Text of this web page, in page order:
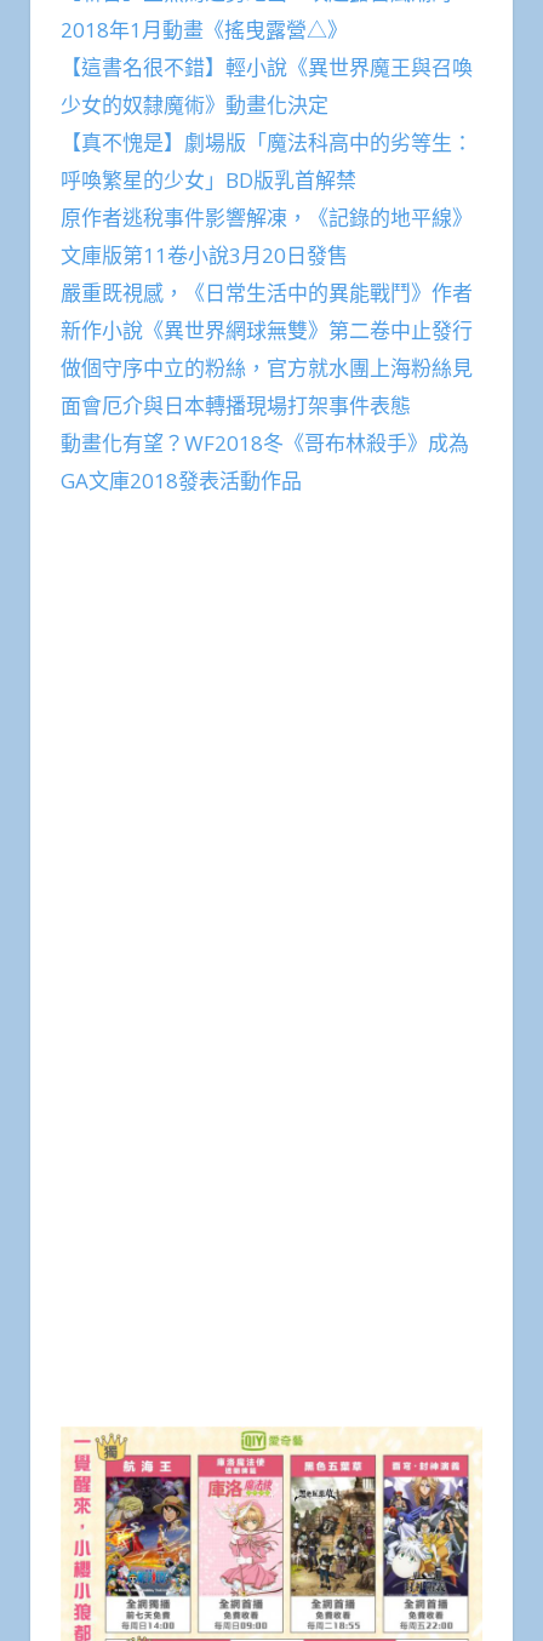
2018年1月動畫《搖曳露營△》
【這書名很不錯】輕小說《異世界魔王與召喚
少女的奴隸魔術》動畫化決定
【真不愧是】劇場版「魔法科高中的劣等生：
呼喚繁星的少女」BD版乳首解禁
原作者逃稅事件影響解凍，《記錄的地平線》
文庫版第11卷小說3月20日發售
嚴重既視感，《日常生活中的異能戰鬥》作者
新作小說《異世界網球無雙》第二卷中止發行
做個守序中立的粉絲，官方就水團上海粉絲見
面會厄介與日本轉播現場打架事件表態
動畫化有望？WF2018冬《哥布林殺手》成為
GA文庫2018發表活動作品